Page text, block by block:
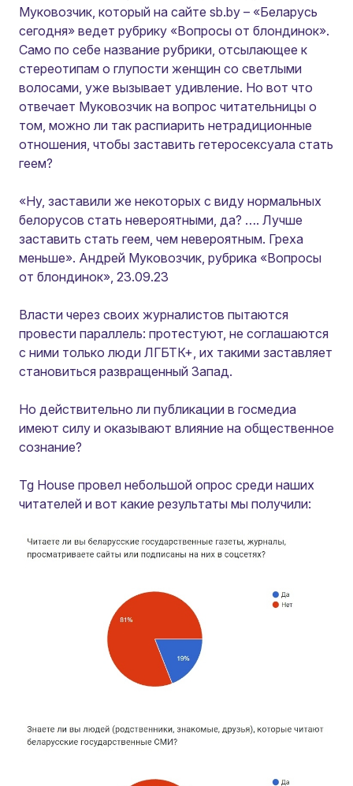
Муковозчик, который на сайте sb.by – «Беларусь
сегодня» ведет рубрику «Вопросы от блондинок».
Само по себе название рубрики, отсылающее к
стереотипам о глупости женщин со светлыми
волосами, уже вызывает удивление. Но вот что
отвечает Муковозчик на вопрос читательницы о
том, можно ли так распиарить нетрадиционные
отношения, чтобы заставить гетеросексуала стать
геем?
«Ну, заставили же некоторых с виду нормальных
белорусов стать невероятными, да? …. Лучше
заставить стать геем, чем невероятным. Греха
меньше». Андрей Муковозчик, рубрика «Вопросы
от блондинок», 23.09.23
Власти через своих журналистов пытаются
провести параллель: протестуют, не соглашаются
с ними только люди ЛГБТК+, их такими заставляет
становиться развращенный Запад.
Но действительно ли публикации в госмедиа
имеют силу и оказывают влияние на общественное
сознание?
Tg House провел небольшой опрос среди наших
читателей и вот какие результаты мы получили: